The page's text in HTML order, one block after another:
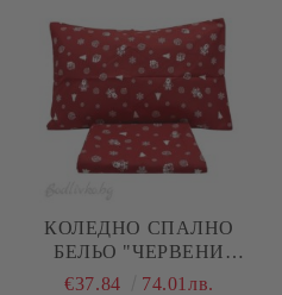
(ПОПЛИН), 3 ЧАСТИ
КОЛЕДНО СПАЛНО
БЕЛЬО "ЧЕРВЕНИ
ТОПКИ", ЗА ЕДИНИЧНО
€37.84 74.01лв.